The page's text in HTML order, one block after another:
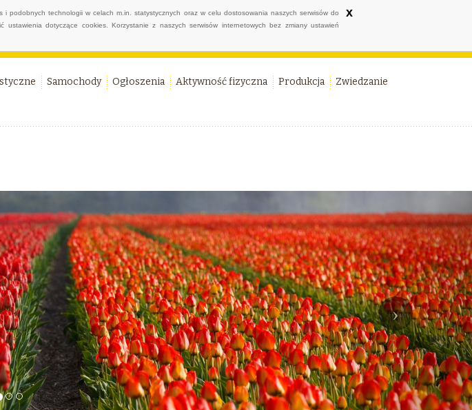
podobnych technologii w celach m.in. statystycznych oraz w celu dostosowania naszych serwisów do
ustawienia dotyczące cookies. Korzystanie z naszych serwisów internetowych bez zmiany ustawień
x
Samochody Ogłoszenia Aktywność fizyczna Produkcja
Zwiedzanie